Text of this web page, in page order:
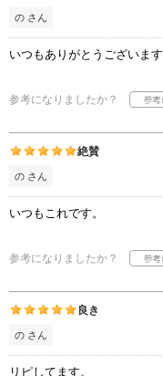
の さん
いつもありがとうございます
参考になりましたか？
絶賛
の さん
いつもこれです。
参考になりましたか？
良き
の さん
リピしてます。